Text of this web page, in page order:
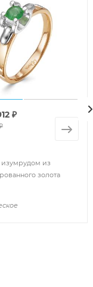
изумрудом из
золота
₽